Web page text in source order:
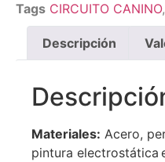
Tags CIRCUITO CANINO,
Descripción
Materiales: Acero,
pintura electrostática